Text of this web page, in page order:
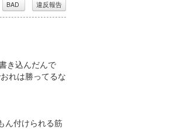
き込んだんで
れは勝ってるな
ん付けられる筋